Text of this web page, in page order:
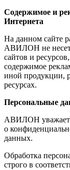
Содержимое и
Интернета
На данном сайте
АВИЛОН не несет
сайтов и
содержимое
иной продукции,
ресурсах.
Персональные
АВИЛОН уважает
о
данных.
Обработка
строго в